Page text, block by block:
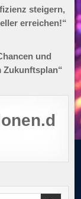
steigern,
erreichen!“
und
Zukunftsplan“